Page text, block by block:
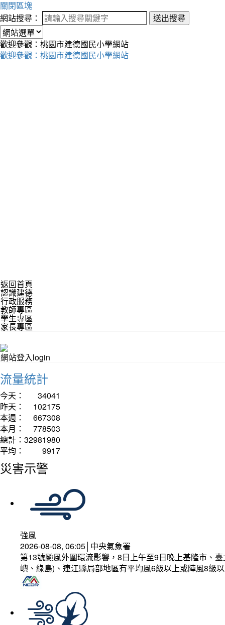
關閉區塊
網站搜尋：
送出搜尋
歡迎參觀：桃園市建德國民小學網站
歡迎參觀：桃園市建德國民小學網站
返回首頁
認識建德
行政服務
教師專區
學生專區
家長專區
網站登入login
流量統計
今天：
34041
昨天：
102175
本週：
667308
本月：
778503
總計： 32981980
平均：
9917
災害示警
強風
2026-08-08, 06:05│中央氣象署
第13號颱風外圍環流影響，8日上午至9日晚上基隆市、
嶼、綠島)、連江縣局部地區有平均風6級以上或陣風8級